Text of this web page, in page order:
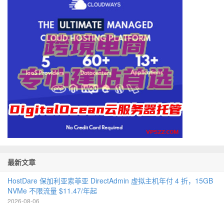
最新文章
HostDare 保加利亚索菲亚 DirectAdmin 虚拟主机年付 4 折，15GB
NVMe 不限流量 $11.47/年起
2026-08-06